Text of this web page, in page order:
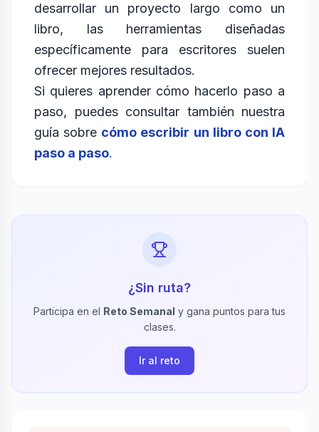
desarrollar un proyecto largo como un
libro, las herramientas diseñadas
específicamente para escritores suelen
ofrecer mejores resultados.
Si quieres aprender cómo hacerlo paso a
paso, puedes consultar también nuestra
guía sobre cómo escribir un libro con IA
paso a paso.
¿Sin ruta?
Participa en el Reto Semanal y gana puntos para tus
clases.
Ir al reto